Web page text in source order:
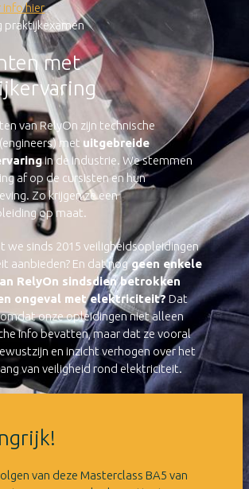
info hier
praktijkexamen
met
van RelyOn zijn technische
met uitgebreide
in de industrie. We stemmen
af op de cursisten en hun
Zo krijgen ze een
op maat.
we sinds 2015 veiligheidsopleidingen
aanbieden? En dat noggeen enkele
RelyOn sindsdien betrokken
ongeval met elektriciteit? Dat
onze opleidingen niet alleen
info bevatten, maar dat ze vooral
en inzicht verhogen over het
van veiligheid rond elektriciteit.
van deze Masterclass BA5 van